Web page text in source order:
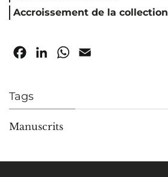
Accroissement de la collection
FacebookLinkedInWhatsApp
Tags
Manuscrits